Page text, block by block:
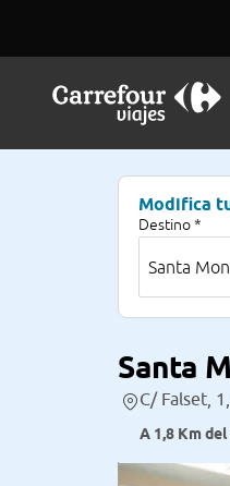
Modifica
Destino *
Santa
C/ Falset,
A 1,8 Km